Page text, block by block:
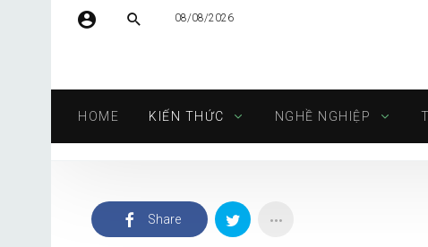
Mật khẩu
Tự động đăng nhập
08/08/2026
HOME KIẾN THỨC NGHỀ NGHIỆP
Share